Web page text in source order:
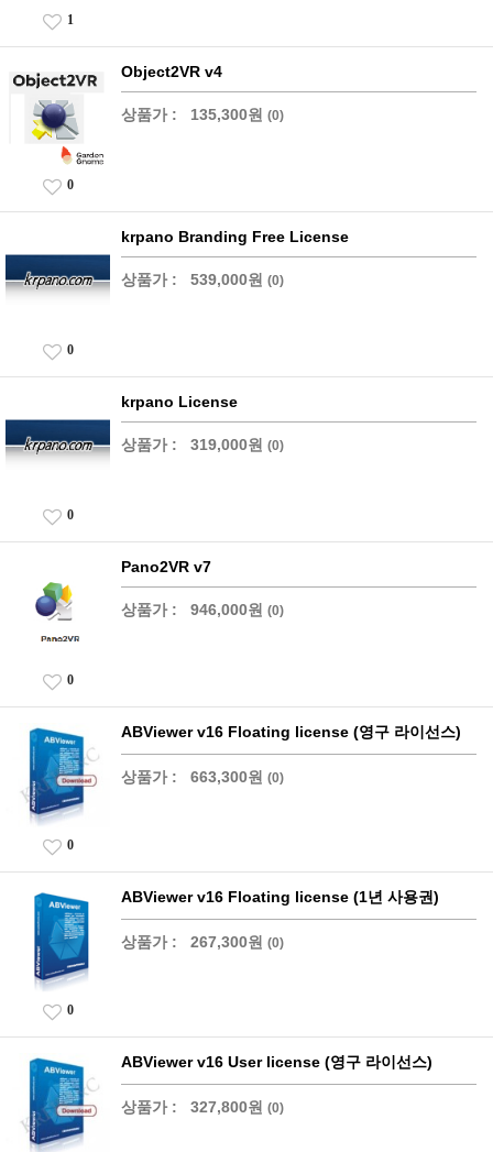
1
Object2VR v4
상품가 : 135,300원 (0)
0
krpano Branding Free License
상품가 : 539,000원 (0)
0
krpano License
상품가 : 319,000원 (0)
0
Pano2VR v7
상품가 : 946,000원 (0)
0
ABViewer v16 Floating license (영구 라이선스)
상품가 : 663,300원 (0)
0
ABViewer v16 Floating license (1년 사용권)
상품가 : 267,300원 (0)
0
ABViewer v16 User license (영구 라이선스)
상품가 : 327,800원 (0)